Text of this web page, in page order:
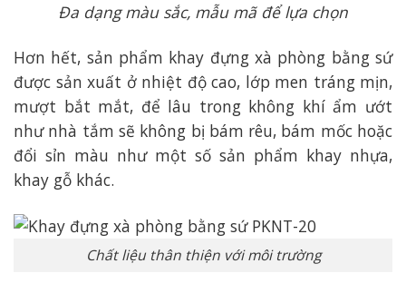
Đa dạng màu sắc, mẫu mã để lựa chọn
Hơn hết, sản phẩm khay đựng xà phòng bằng sứ
được sản xuất ở nhiệt độ cao, lớp men tráng mịn,
mượt bắt mắt, để lâu trong không khí ẩm ướt
như nhà tắm sẽ không bị bám rêu, bám mốc hoặc
đổi sỉn màu như một số sản phẩm khay nhựa,
khay gỗ khác.
Chất liệu thân thiện với môi trường